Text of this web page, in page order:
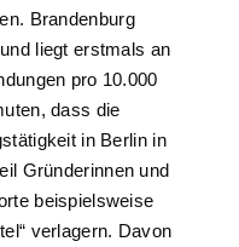
Brandenburg
liegt erstmals an
pro 10.000
dass die
in Berlin in
Gründerinnen und
beispielsweise
verlagern. Davon